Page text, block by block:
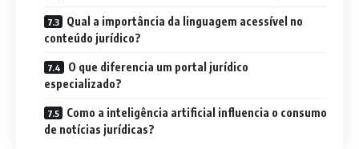
Qual a importância da linguagem acessível no
conteúdo jurídico?
O que diferencia um portal jurídico
especializado?
Como a inteligência artificial influencia o consumo
de notícias jurídicas?